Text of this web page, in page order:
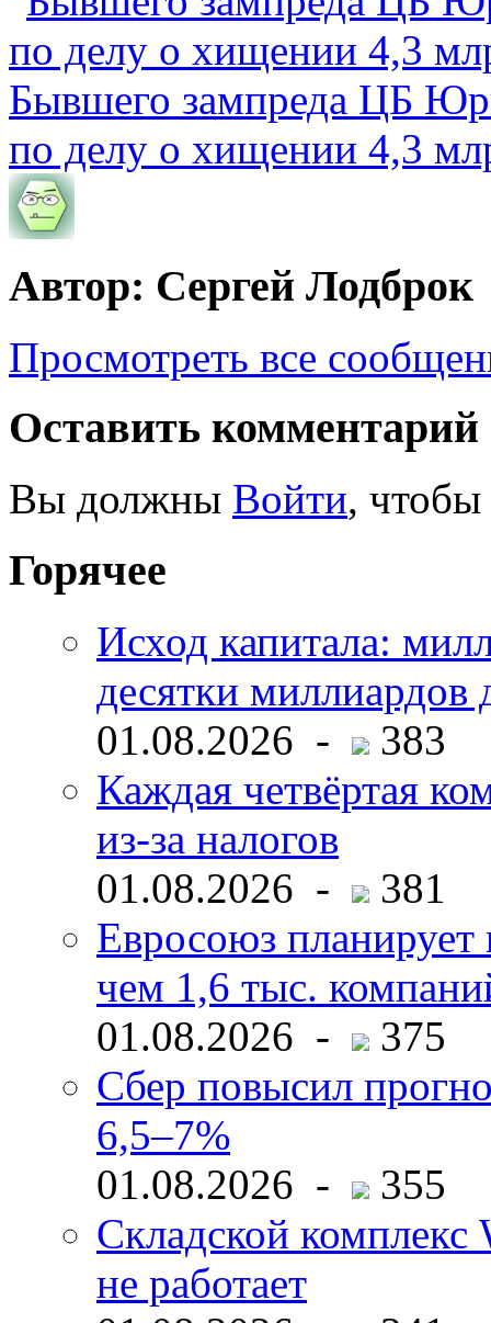
Бывшего зампреда ЦБ
по делу о хищении 4,3
Автор: Сергей Лодброк
Просмотреть все
Оставить комментарий
Вы должны Войти, чтобы
Горячее
Исход капитала:
десятки миллиардов
01.08.2026 -
383
Каждая четвёртая
из-за налогов
01.08.2026 -
381
Евросоюз планирует
чем 1,6 тыс.
01.08.2026 -
375
Сбер повысил
6,5–7%
01.08.2026 -
355
Складской комплекс
не работает